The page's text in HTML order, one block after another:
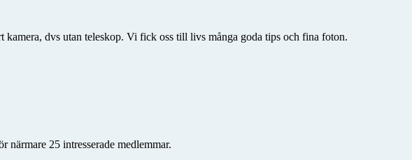
dvs utan teleskop. Vi fick oss till livs många goda tips och fina foton.
närmare 25 intresserade medlemmar.